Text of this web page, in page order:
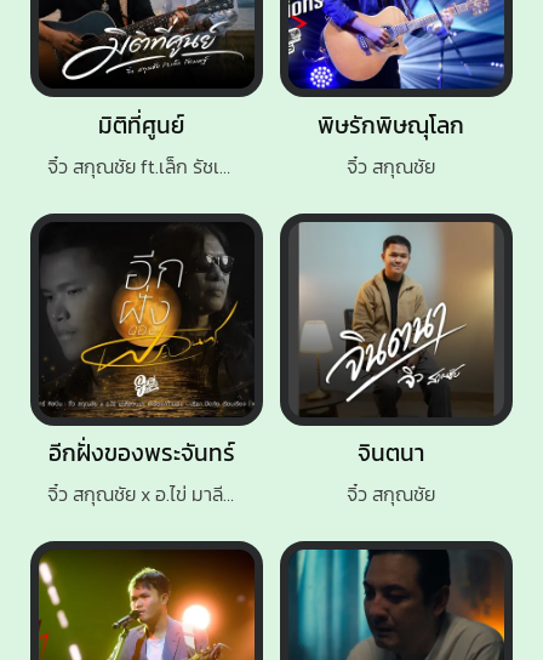
อีกฝั่งของพระจันทร์
จิ๋ว สกุณชัย x อ.ไข่ มาลีฮวนน่า
พิษรักพิษณุโลก
จิ๋ว สกุณชัย
มิติที่ศูนย์
จิ๋ว สกุณชัย ft.เล็ก รัชเมศฐ์
จินตนา
จิ๋ว สกุณชัย